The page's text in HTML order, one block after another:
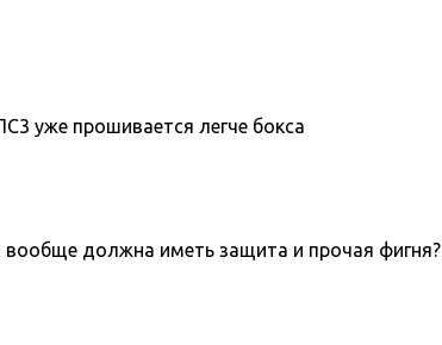
уже прошивается легче бокса
вообще должна иметь защита и прочая фигня?